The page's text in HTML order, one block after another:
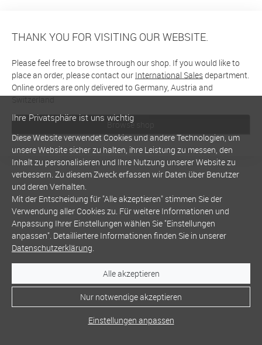
THANK YOU FOR VISITING OUR WEBSITE.
Please feel free to browse through our shop. If you would like to
place an order, please contact our International Salesdepartment.
Online orders are only delivered to Germany, Austria and
Switzerland
Browse shop
Ihre Privatsphäre ist uns wichtig
Diese Website verwendet Cookies und andere Technologien, um
unsere Website sicher zu halten, ihre Leistung zu messen, den
Inhalt zu personalisieren und Ihre Nutzung unserer Website zu
verbessern. Zu diesem Zweck erfassen wir Daten über Benutzer
und deren Verhalten.
Mit der Entscheidung für "Alle akzeptieren" stimmen Sie der
Verwendung aller Cookies zu. Für weitere Informationen und
Anpassung Ihrer Einstellungen wählen Sie "Einstellungen
anpassen". Detailliertere Informationen finden Sie in unserer
Datenschutzerklärung.
Alle akzeptieren
Nur notwendige akzeptieren
Einstellungen anpassen